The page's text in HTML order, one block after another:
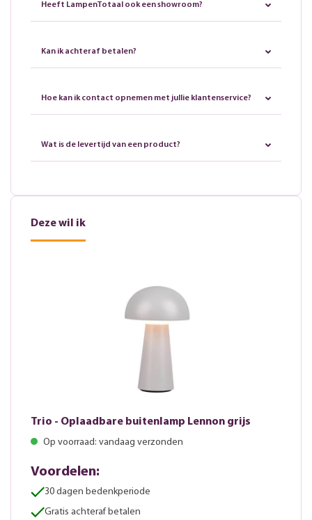
Heeft LampenTotaal ook een showroom?
Kan ik achteraf betalen?
Hoe kan ik contact opnemen met jullie klantenservice?
Wat is de levertijd van een product?
Deze wil ik
Trio - Oplaadbare buitenlamp Lennon grijs
Op voorraad: vandaag verzonden
Voordelen:
30 dagen bedenkperiode
Gratis achteraf betalen